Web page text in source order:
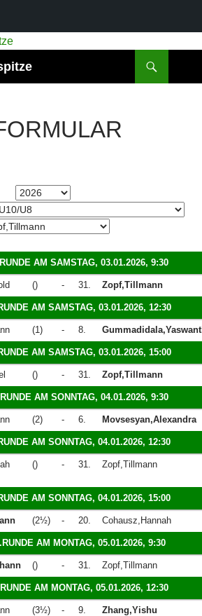
AM SAMSTAG, 03.01.2026, 9:30
() - 31. Zopf,Tillmann
AM SAMSTAG, 03.01.2026, 12:30
(1) - 8.
AM SAMSTAG, 03.01.2026, 15:00
() - 31. Zopf,Tillmann
AM SONNTAG, 04.01.2026, 9:30
(2) - 6. Movsesyan,Alexandra
AM SONNTAG, 04.01.2026, 12:30
() - 31. Zopf,Tillmann
AM SONNTAG, 04.01.2026, 15:00
(2½) - 20. Cohausz,Hannah
AM MONTAG, 05.01.2026, 9:30
() - 31. Zopf,Tillmann
AM MONTAG, 05.01.2026, 12:30
(3½) - 9. Zhang,Yishu